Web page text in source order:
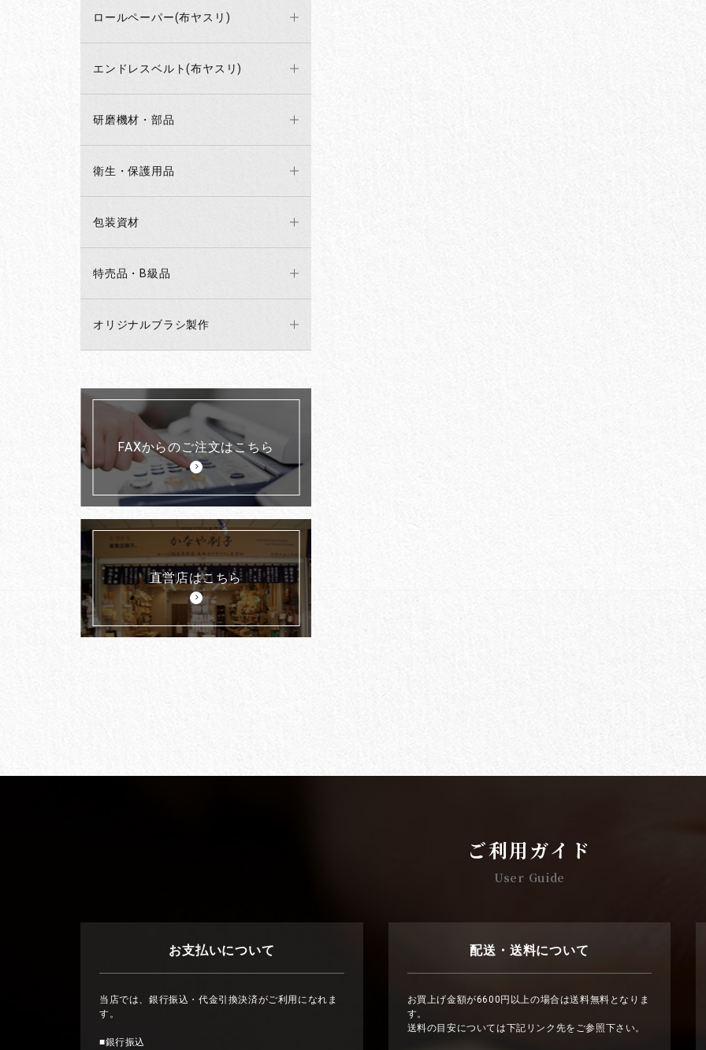
ロールペーパー(布ヤスリ)
エンドレスベルト(布ヤスリ)
研磨機材・部品
衛生・保護用品
包装資材
特売品・B級品
オリジナルブラシ製作
FAXからのご注文はこちら
直営店はこちら
ご利用ガイド
User Guide
お支払いについて
当店では、銀行振込・代金引換決済がご利用になれま
す。
■銀行振込
配送・送料について
お買上げ金額が6600円以上の場合は送料無料となりま
す。
送料の目安については下記リンク先をご参照下さい。